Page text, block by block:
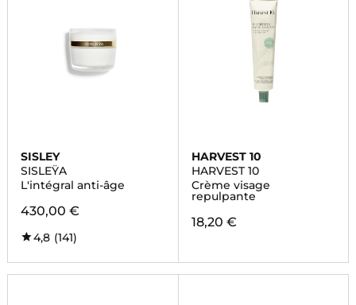
SISLEY
SISLEŸA
L'intégral anti-âge
430,00 €
4,8 (141)
HARVEST 10
HARVEST 10
Crème visage
repulpante
18,20 €